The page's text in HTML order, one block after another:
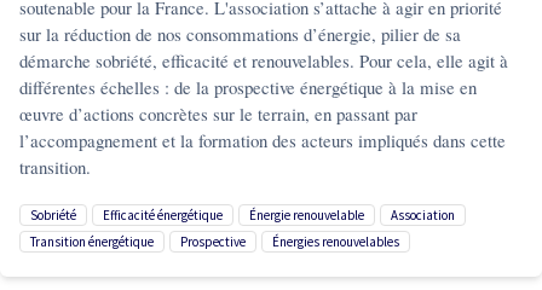
soutenable pour la France. L'association s’attache à agir en priorité
sur la réduction de nos consommations d’énergie, pilier de sa
démarche sobriété, efficacité et renouvelables. Pour cela, elle agit à
différentes échelles : de la prospective énergétique à la mise en
œuvre d’actions concrètes sur le terrain, en passant par
l’accompagnement et la formation des acteurs impliqués dans cette
transition.
sobriété efficacité énergétique énergie renouvelable
association
transition énergétique
prospective énergies renouvelables